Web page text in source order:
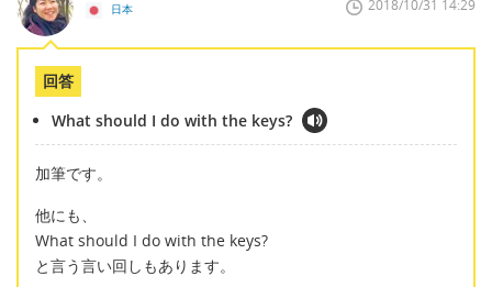
日本 2018/10/31 14:29
回答
What should I do with the keys?
加筆です。
他にも、
What should I do with the keys?
と言う言い回しもあります。